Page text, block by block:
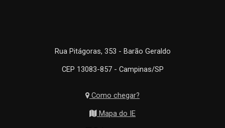
Rua Pitágoras, 353 - Barão Geraldo
CEP 13083-857 - Campinas/SP
Como chegar?
Mapa do IE